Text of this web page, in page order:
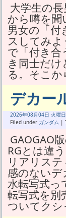
大学生の
から噂を
男女の「
スしてみ
で「付き
き同士だ
る。そこ
デカー
2026年08月04日 火曜日
Filed under ガンダム |
GAOGAO
RGとは違
リアリス
感のない
水転写式っ
転写式を別
ついてクシ